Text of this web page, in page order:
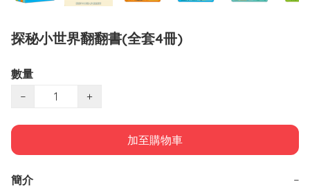
探秘小世界翻翻書(全套4冊)
數量
−
+
加至購物車
簡介 −